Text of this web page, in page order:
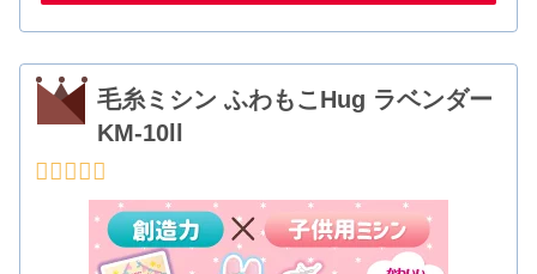
毛糸ミシン ふわもこHug ラベンダー
KM-10ll